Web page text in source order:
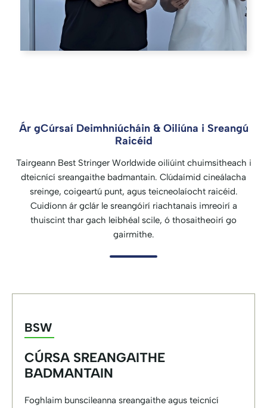
Ár gCúrsaí Deimhniúcháin & Oiliúna i Sreangú
Raicéid
Tairgeann Best Stringer Worldwide oiliúint chuimsitheach i
dteicnící sreangaithe badmantain. Clúdaímid cineálacha
sreinge, coigeartú punt, agus teicneolaíocht raicéid.
Cuidíonn ár gclár le sreangóirí riachtanais imreoirí a
thuiscint thar gach leibhéal scile, ó thosaitheoirí go
gairmithe.
BSW
CÚRSA SREANGAITHE
BADMANTAIN
Foghlaim bunscileanna sreangaithe agus teicnící